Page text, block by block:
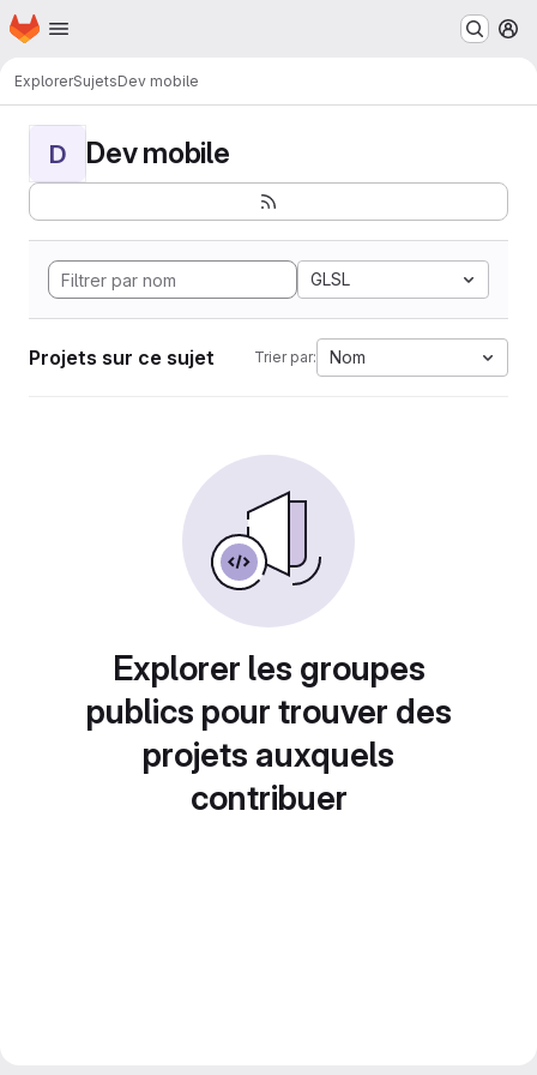
Passer au contenu principal
Page d'accueil
ExplorerSujetsDev mobile
D Dev mobile
GLSL
Projets sur ce sujet Trier par: Nom
Explorer les groupes
publics pour trouver des
projets auxquels
contribuer